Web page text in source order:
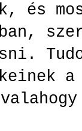
és